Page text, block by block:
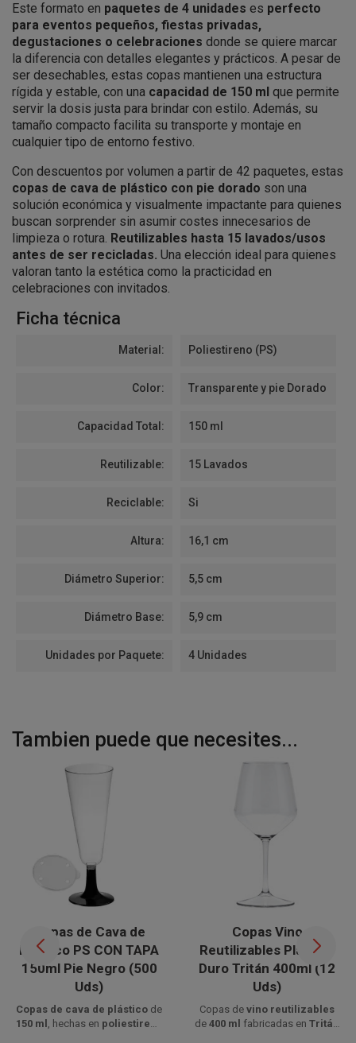
Este formato en paquetes de 4 unidades es perfecto
para eventos pequeños, fiestas privadas,
degustaciones o celebraciones donde se quiere marcar
la diferencia con detalles elegantes y prácticos. A pesar de
ser desechables, estas copas mantienen una estructura
rígida y estable, con una capacidad de 150 ml que permite
servir la dosis justa para brindar con estilo. Además, su
tamaño compacto facilita su transporte y montaje en
cualquier tipo de entorno festivo.
Con descuentos por volumen a partir de 42 paquetes, estas
copas de cava de plástico con pie dorado son una
solución económica y visualmente impactante para quienes
buscan sorprender sin asumir costes innecesarios de
limpieza o rotura. Reutilizables hasta 15 lavados/usos
antes de ser recicladas. Una elección ideal para quienes
valoran tanto la estética como la practicidad en
celebraciones con invitados.
Ficha técnica
Material: Poliestireno (PS)
Color: Transparente y pie Dorado
Capacidad Total: 150 ml
Reutilizable: 15 Lavados
Reciclable: Si
Altura: 16,1 cm
Diámetro Superior: 5,5 cm
Diámetro Base: 5,9 cm
Unidades por Paquete: 4 Unidades
Tambien puede que necesites...
Copas de Cava de
Plástico PS CON TAPA
150ml Pie Negro (500
Uds)
Copas de cava de plástico de
150 ml , hechas en poliestireno
Copas Vino
Reutilizables Plástico
Duro Tritán 400ml (12
Uds)
Copas de vino reutilizables
de 400 ml fabricadas en Tritán